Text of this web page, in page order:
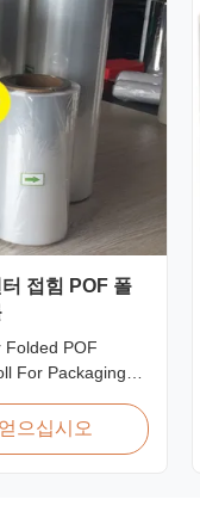
접힘 POF 폴
Folded POF
For Packaging
Shrink Film For
Product
으십시오